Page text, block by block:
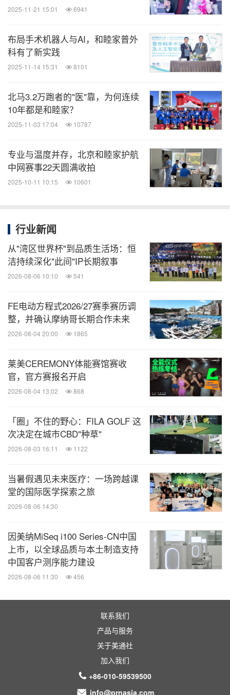
"这里有人心脏不舒服，需要医护人员。" 听到求助声
赶到现场。杜群芳是第三次参与北马保障工作，在急
救和北马保障方面均有着丰富经验，今年她还担当了
院内 AED 志愿者的培训工作。在赛事开始前，她叮
的设备和物资，保证选手需要紧急救助时做到万无一
失。
正是因为像杜群芳一样背着红色 AED 背包的医护人
员不断在赛道中进行往返巡视，选手们才能在逐梦路
上更加安心。
赛道上，选手同样可以安心，身着 "希望绿" 专属跑服
救腰包，里面装着利多卡因、酒精棉片、碘伏棉签、
创可贴等药品，随时为有需要的跑友提供救治服务。
点、赛道巡视急救、赛道移动这一立体式医疗联动，
完成赛事保障的精彩健康接力，无缝守护大家的北马
征程，保障选手健康完赛。
心随步动，医伴全程。在奔跑人生的逐梦之路上，北
2025-11-21 15:01 6941
布局手术机器人与AI，和睦家普外
科有了新实践
2025-11-14 15:31 8101
北马3.2万跑者的"医"靠，为何连续
10年都是和睦家？
2025-11-03 17:04 10787
专业与温度并存，北京和睦家护航
中网赛事22天圆满收拍
2025-10-11 10:15 10601
行业新闻
从"湾区世界杯"到品质生活场：恒
洁持续深化"此间"IP长期叙事
2026-08-06 10:10 541
FE电动方程式2026/27赛季赛历调
整，并确认摩纳哥长期合作未来
2026-08-04 20:00 1865
莱美CEREMONY体能赛馆赛收
官，官方赛报名开启
2026-08-04 13:02 868
「圈」不住的野心：FILA GOLF 这
次决定在城市CBD"种草"
2026-08-03 16:11 1122
当暑假遇见未来医疗：一场跨越课
堂的国际医学探索之旅
2026-08-06 14:30
因美纳MiSeq i100 Series-CN中国
上市，以全球品质与本土制造支持
中国客户测序能力建设
2026-08-06 11:30 456
联系我们
产品与服务
关于美通社
加入我们
+86-010-59539500
info@prnasia.com